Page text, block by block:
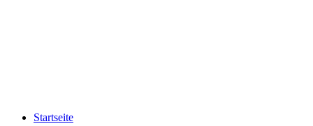
Startseite